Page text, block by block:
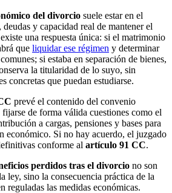
del divorcio suele estar en el
deudas y capacidad real de mantener el
una respuesta única: si el matrimonio
que liquidar ese régimen y determinar
si estaba en separación de bienes,
la titularidad de lo suyo, sin
concretas que puedan estudiarse.
prevé el contenido del convenio
de forma válida cuestiones como el
a cargas, pensiones y bases para
económico. Si no hay acuerdo, el juzgado
conforme al artículo 91 CC.
perdidos tras el divorcio no son
ley, sino la consecuencia práctica de la
reguladas las medidas económicas.